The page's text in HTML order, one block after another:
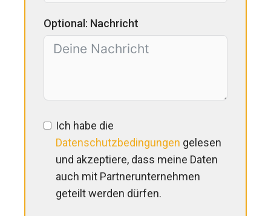
Optional: Nachricht
Ich habe die
Datenschutzbedingungen gelesen
und akzeptiere, dass meine Daten
auch mit Partnerunternehmen
geteilt werden dürfen.